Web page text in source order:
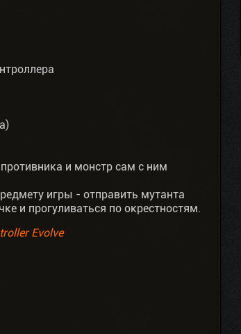
и монстр сам с ним
игры - отправить мутанта
и прогуливаться по окрестностям.
Evolve